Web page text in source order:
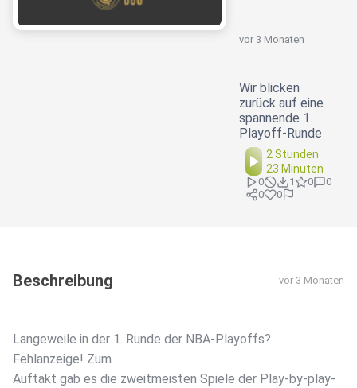
vor 3 Monaten
Wir blicken
zurück auf eine
spannende 1.
Playoff-Runde
2 Stunden
23 Minuten
0 1 0
0
0
0
Beschreibung vor 3 Monaten
Langeweile in der 1. Runde der NBA-Playoffs?
Fehlanzeige! Zum
Auftakt gab es die zweitmeisten Spiele der Play-by-play-